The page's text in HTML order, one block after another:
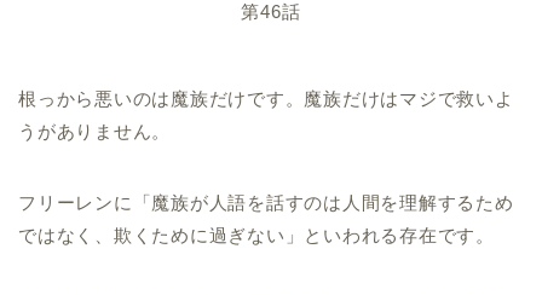
第46話
根っから悪いのは魔族だけです。魔族だけはマジで救いよ
うがありません。
フリーレンに「魔族が人語を話すのは人間を理解するため
ではなく、欺くために過ぎない」といわれる存在です。